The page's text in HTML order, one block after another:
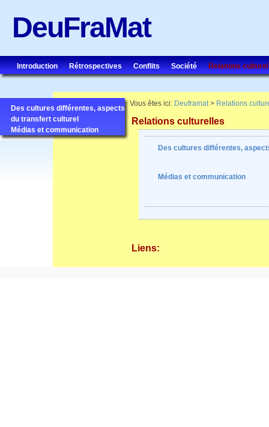
DeuFraMat
Introduction Rétrospectives Conflits Société Relations
Des cultures différentes, aspects
du transfert culturel
Médias et communication
Vous êtes ici: Deuframat> Relations
Relations culturelles
Des cultures différentes,
Médias et communication
Liens: